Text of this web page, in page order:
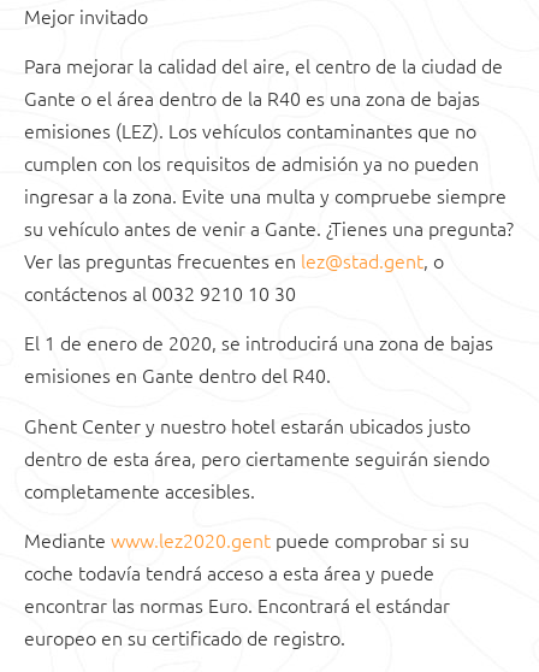
Mejor invitado
Para mejorar la calidad del aire, el centro de la ciudad de
Gante o el área dentro de la R40 es una zona de bajas
emisiones (LEZ). Los vehículos contaminantes que no
cumplen con los requisitos de admisión ya no pueden
ingresar a la zona. Evite una multa y compruebe siempre
su vehículo antes de venir a Gante. ¿Tienes una pregunta?
Ver las preguntas frecuentes en lez@stad.gent, o
contáctenos al 0032 9210 10 30
El 1 de enero de 2020, se introducirá una zona de bajas
emisiones en Gante dentro del R40.
Ghent Center y nuestro hotel estarán ubicados justo
dentro de esta área, pero ciertamente seguirán siendo
completamente accesibles.
Mediante www.lez2020.gent puede comprobar si su
coche todavía tendrá acceso a esta área y puede
encontrar las normas Euro. Encontrará el estándar
europeo en su certificado de registro.